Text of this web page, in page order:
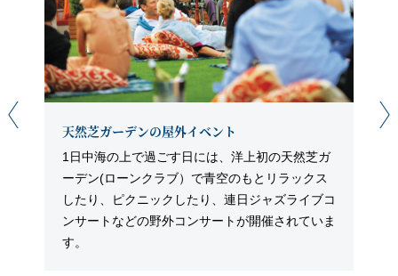
天然芝ガーデンの屋外イベント
1日中海の上で過ごす日には、洋上初の天然芝ガ
ーデン(ローンクラブ）で青空のもとリラックス
したり、ピクニックしたり、連日ジャズライブコ
ンサートなどの野外コンサートが開催されていま
す。